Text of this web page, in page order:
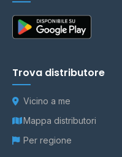
Trova distributore
Vicino a me
Mappa distributori
Per regione